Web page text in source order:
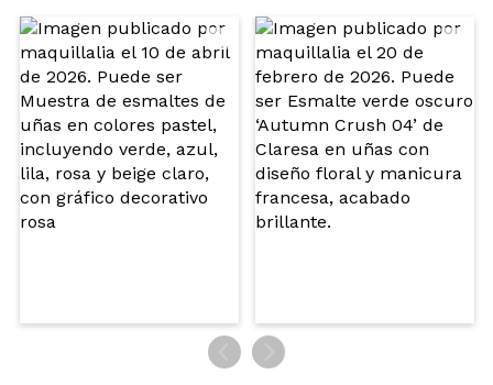
¿Recomendarías su compra? Si No
5/5
ENVIAR